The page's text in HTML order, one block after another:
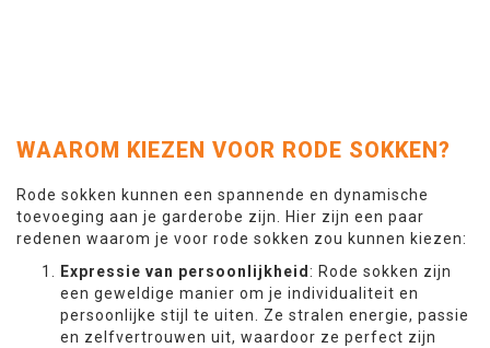
WAAROM KIEZEN VOOR RODE SOKKEN?
Rode sokken kunnen een spannende en dynamische
toevoeging aan je garderobe zijn. Hier zijn een paar
redenen waarom je voor rode sokken zou kunnen kiezen:
Expressie van persoonlijkheid : Rode sokken zijn
een geweldige manier om je individualiteit en
persoonlijke stijl te uiten. Ze stralen energie, passie
en zelfvertrouwen uit, waardoor ze perfect zijn